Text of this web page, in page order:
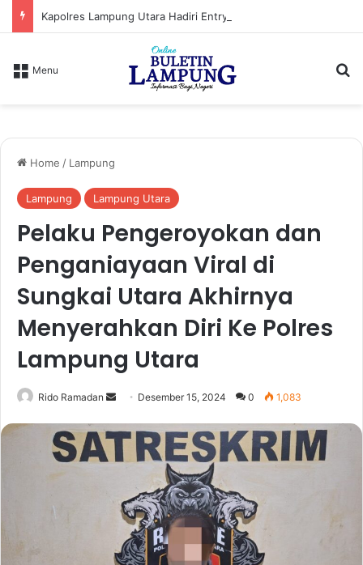
Menu
Home / Lampung
Lampung Lampung Utara
Pelaku Pengeroyokan dan
Penganiayaan Viral di
Sungkai Utara Akhirnya
Menyerahkan Diri Ke Polres
Lampung Utara
Rido Ramadan
n
e
a
Desember 15, 2024 0 1,083